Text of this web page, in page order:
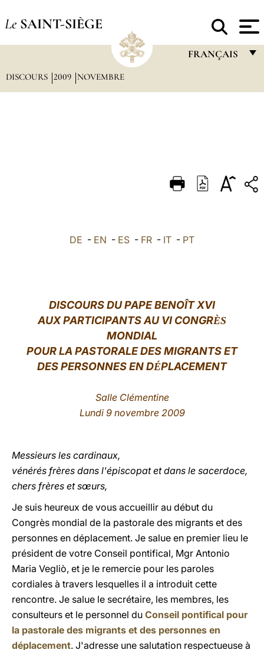
Le SAINT-SIÈGE
FRANÇAIS
DEUTSCH
العربيّة
DISCOURS 2009 NOVEMBRE
DE - EN - ES - FR - IT - PT
DISCOURS DU PAPE BENOÎT XVI
AUX PARTICIPANTS AU VI CONGRÈS
MONDIAL
POUR LA PASTORALE DES MIGRANTS ET
DES PERSONNES EN DÉPLACEMENT
Salle Clémentine
Lundi 9 novembre 2009
Messieurs les cardinaux,
vénérés frères dans l'épiscopat et dans le sacerdoce,
chers frères et sœurs,
Je suis heureux de vous accueillir au début du
Congrès mondial de la pastorale des migrants et des
personnes en déplacement. Je salue en premier lieu le
président de votre Conseil pontifical, Mgr Antonio
Maria Vegliò, et je le remercie pour les paroles
cordiales à travers lesquelles il a introduit cette
rencontre. Je salue le secrétaire, les membres, les
consulteurs et le personnel du Conseil pontifical pour
la pastorale des migrants et des personnes en
déplacement. J'adresse une salutation respectueuse à